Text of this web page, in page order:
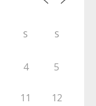
S S
4 5
11 12